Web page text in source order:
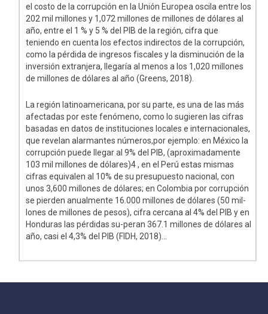
el costo de la corrupción en la Unión Europea oscila entre los
202 mil millones y 1,072 millones de millones de dólares al
año, entre el 1 % y 5 % del PIB de la región, cifra que
teniendo en cuenta los efectos indirectos de la corrupción,
como la pérdida de ingresos fiscales y la disminución de la
inversión extranjera, llegaría al menos a los 1,020 millones
de millones de dólares al año (Greens, 2018).
La región latinoamericana, por su parte, es una de las más
afectadas por este fenómeno, como lo sugieren las cifras
basadas en datos de instituciones locales e internacionales,
que revelan alarmantes números,por ejemplo: en México la
corrupción puede llegar al 9% del PIB, (aproximadamente
103 mil millones de dólares)4 , en el Perú estas mismas
cifras equivalen al 10% de su presupuesto nacional, con
unos 3,600 millones de dólares; en Colombia por corrupción
se pierden anualmente 16.000 millones de dólares (50 mil-
lones de millones de pesos), cifra cercana al 4% del PIB y en
Honduras las pérdidas su-peran 367.1 millones de dólares al
año, casi el 4,3% del PIB (FIDH, 2018)...